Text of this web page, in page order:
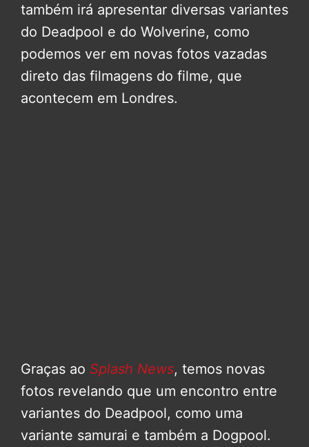
também irá apresentar diversas variantes
do Deadpool e do Wolverine, como
podemos ver em novas fotos vazadas
direto das filmagens do filme, que
acontecem em Londres.
Graças ao Splash News, temos novas
fotos revelando que um encontro entre
variantes do Deadpool, como uma
variante samurai e também a Dogpool.